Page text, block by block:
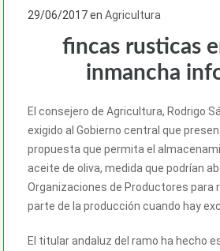
29/06/2017en Agricultura
fincas rusticas
inmancha
El consejero de Agricultura, Rodrigo
exigido al Gobierno central que
propuesta que permita el
aceite de oliva, medida que podrían
Organizaciones de Productores para
parte de la producción cuando hay
El titular andaluz del ramo ha hecho